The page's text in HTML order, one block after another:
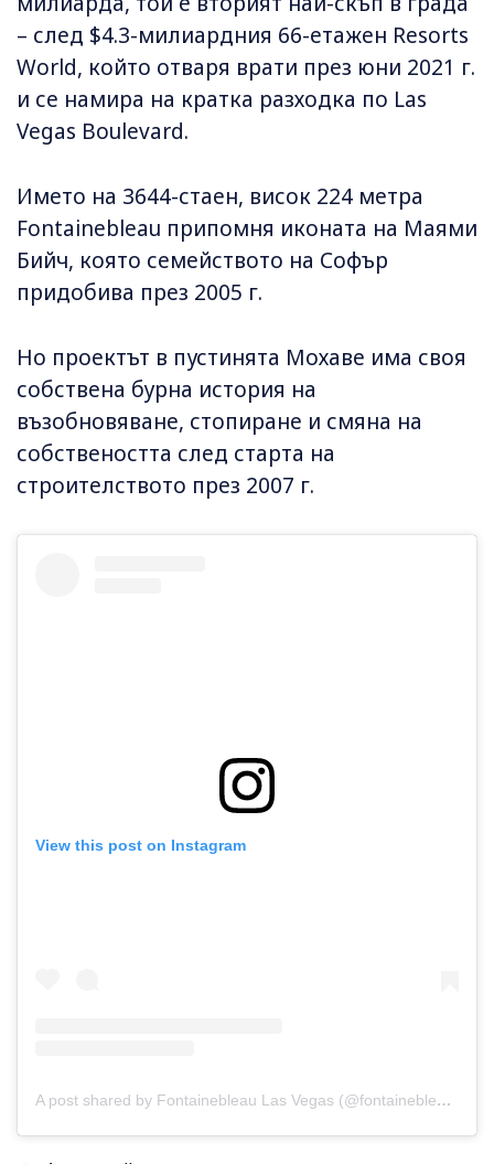
– след $4.3-милиардния 66-етажен Resorts
World, който отваря врати през юни 2021 г.
и се намира на кратка разходка по Las
Vegas Boulevard.
Името на 3644-стаен, висок 224 метра
Fontainebleau припомня иконата на Маями
Бийч, която семейството на Софър
придобива през 2005 г.
Но проектът в пустинята Мохаве има своя
собствена бурна история на
възобновяване, стопиране и смяна на
собствеността след старта на
строителството през 2007 г.
View this post on Instagram
A post shared by Fontainebleau Las Vegas (@fontainebleaulasvegas)